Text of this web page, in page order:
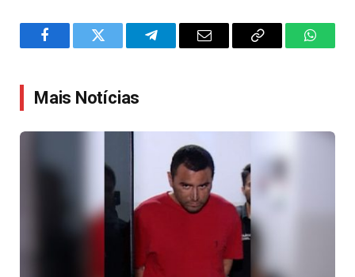
FacebookTwitter TelegramEmail
Copy
Mais Notícias